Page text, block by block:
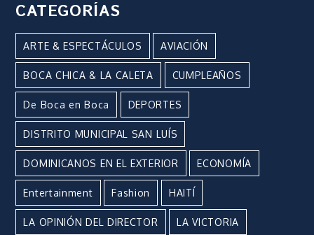
CATEGORÍAS
ARTE & ESPECTÁCULOS AVIACIÓN
BOCA CHICA & LA CALETA CUMPLEAÑOS
De Boca en Boca DEPORTES
DISTRITO MUNICIPAL SAN LUÍS
DOMINICANOS EN EL EXTERIOR ECONOMÍA
Entertainment Fashion HAITÍ
LA OPINIÓN DEL DIRECTOR LA VICTORIA